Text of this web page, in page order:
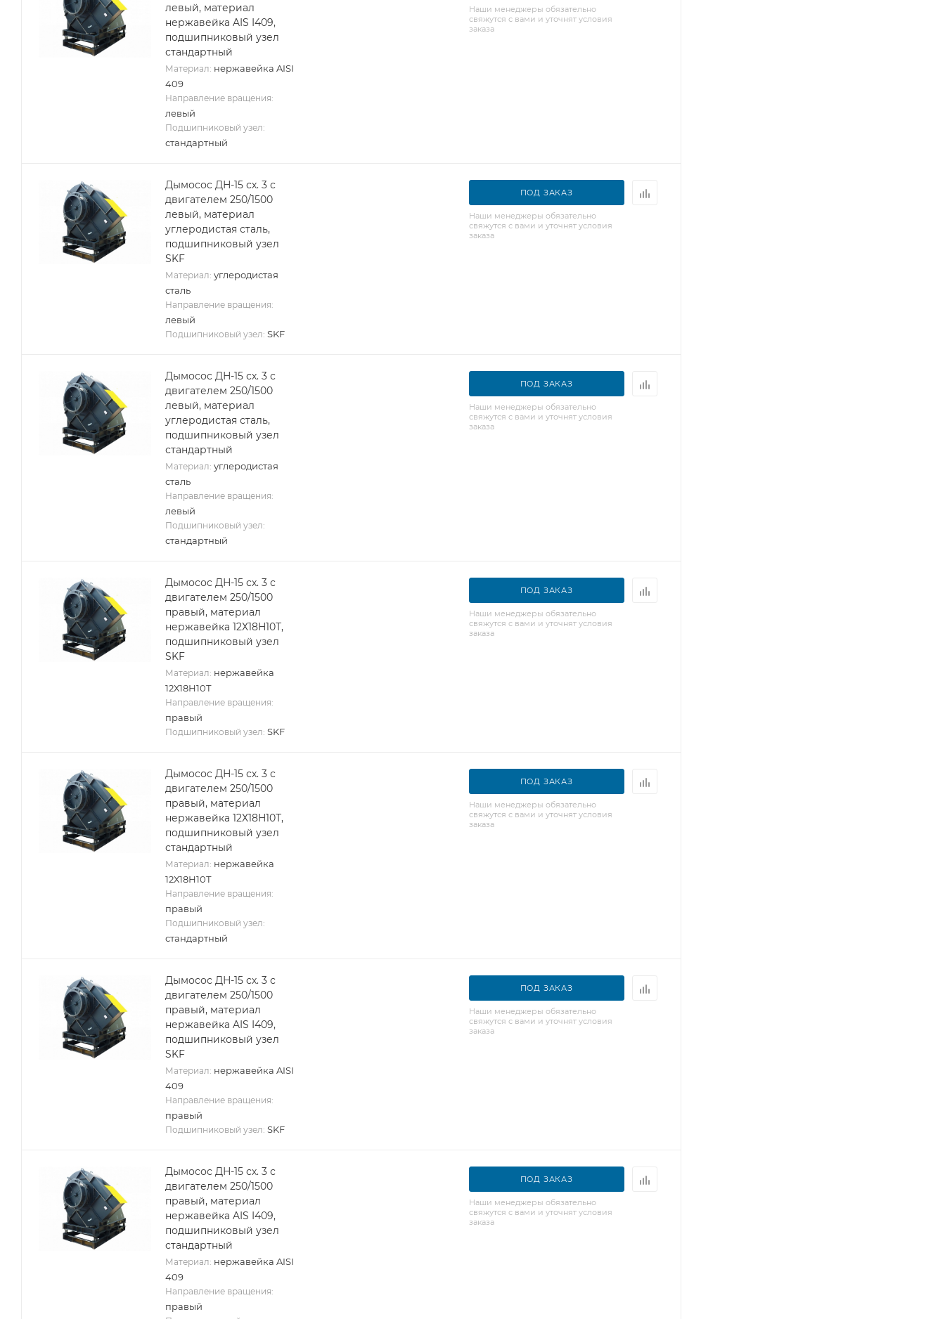
левый, материал
нержавейка AIS I409,
подшипниковый узел
стандартный
Материал: нержавейка AISI
409
Направление вращения:
левый
Подшипниковый узел:
стандартный
Наши менеджеры обязательно
свяжутся с вами и уточнят условия
заказа
Дымосос ДН-15 сх. 3 с
двигателем 250/1500
левый, материал
углеродистая сталь,
подшипниковый узел
SKF
Материал: углеродистая
сталь
Направление вращения:
левый
Подшипниковый узел: SKF
ПОД ЗАКАЗ
Наши менеджеры обязательно
свяжутся с вами и уточнят условия
заказа
Дымосос ДН-15 сх. 3 с
двигателем 250/1500
левый, материал
углеродистая сталь,
подшипниковый узел
стандартный
Материал: углеродистая
сталь
Направление вращения:
левый
Подшипниковый узел:
стандартный
ПОД ЗАКАЗ
Наши менеджеры обязательно
свяжутся с вами и уточнят условия
заказа
Дымосос ДН-15 сх. 3 с
двигателем 250/1500
правый, материал
нержавейка 12Х18Н10Т,
подшипниковый узел
SKF
Материал: нержавейка
12Х18Н10Т
Направление вращения:
правый
Подшипниковый узел: SKF
ПОД ЗАКАЗ
Наши менеджеры обязательно
свяжутся с вами и уточнят условия
заказа
Дымосос ДН-15 сх. 3 с
двигателем 250/1500
правый, материал
нержавейка 12Х18Н10Т,
подшипниковый узел
стандартный
Материал: нержавейка
12Х18Н10Т
Направление вращения:
правый
Подшипниковый узел:
стандартный
ПОД ЗАКАЗ
Наши менеджеры обязательно
свяжутся с вами и уточнят условия
заказа
Дымосос ДН-15 сх. 3 с
двигателем 250/1500
правый, материал
нержавейка AIS I409,
подшипниковый узел
SKF
Материал: нержавейка AISI
409
Направление вращения:
правый
Подшипниковый узел: SKF
ПОД ЗАКАЗ
Наши менеджеры обязательно
свяжутся с вами и уточнят условия
заказа
Дымосос ДН-15 сх. 3 с
двигателем 250/1500
правый, материал
нержавейка AIS I409,
подшипниковый узел
стандартный
Материал: нержавейка AISI
409
Направление вращения:
правый
ПОД ЗАКАЗ
Наши менеджеры обязательно
свяжутся с вами и уточнят условия
заказа